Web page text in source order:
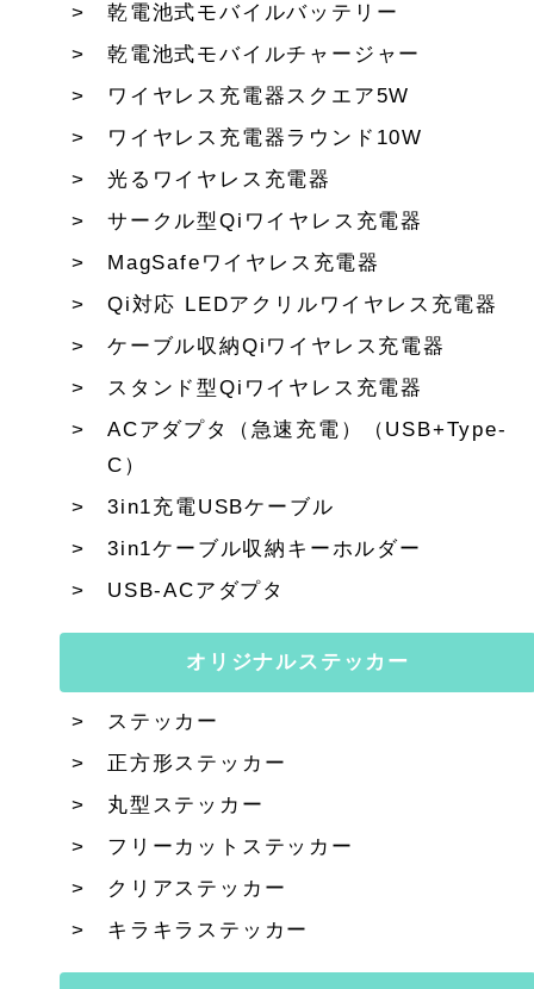
乾電池式モバイルバッテリー
乾電池式モバイルチャージャー
ワイヤレス充電器スクエア5W
ワイヤレス充電器ラウンド10W
光るワイヤレス充電器
サークル型Qiワイヤレス充電器
MagSafeワイヤレス充電器
Qi対応 LEDアクリルワイヤレス充電器
ケーブル収納Qiワイヤレス充電器
スタンド型Qiワイヤレス充電器
ACアダプタ（急速充電）（USB+Type-
C）
3in1充電USBケーブル
3in1ケーブル収納キーホルダー
USB-ACアダプタ
オリジナルステッカー
ステッカー
正方形ステッカー
丸型ステッカー
フリーカットステッカー
クリアステッカー
キラキラステッカー